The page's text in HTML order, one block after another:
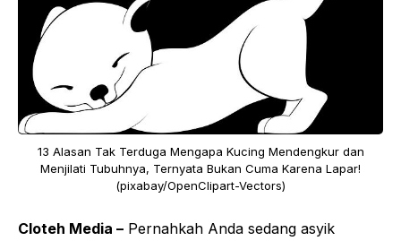
13 Alasan Tak Terduga Mengapa Kucing Mendengkur dan
Menjilati Tubuhnya, Ternyata Bukan Cuma Karena Lapar!
(pixabay/OpenClipart-Vectors)
Cloteh Media – Pernahkah Anda sedang asyik